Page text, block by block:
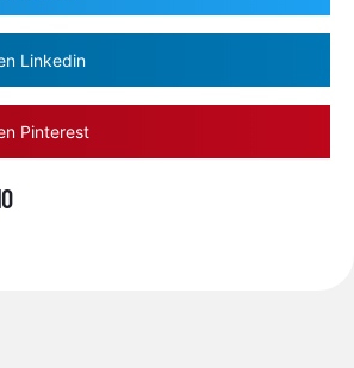
Linkedin
Pinterest